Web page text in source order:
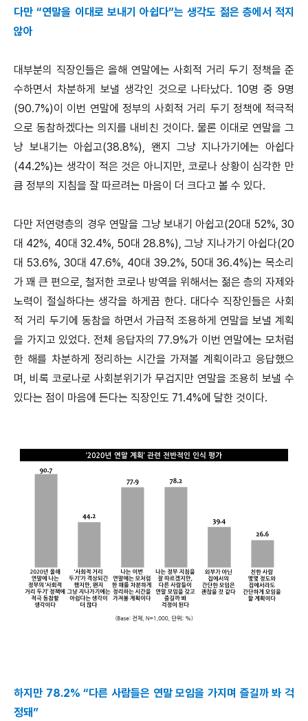
다만 “연말을 이대로 보내기 아쉽다”는 생각도 젊은 층에서 적지
않아
대부분의 직장인들은 올해 연말에는 사회적 거리 두기 정책을 준
수하면서 차분하게 보낼 생각인 것으로 나타났다. 10명 중 9명
(90.7%)이 이번 연말에 정부의 사회적 거리 두기 정책에 적극적
으로 동참하겠다는 의지를 내비친 것이다. 물론 이대로 연말을 그
냥 보내기는 아쉽고(38.8%), 왠지 그냥 지나가기에는 아쉽다
(44.2%)는 생각이 적은 것은 아니지만, 코로나 상황이 심각한 만
큼 정부의 지침을 잘 따르려는 마음이 더 크다고 볼 수 있다.
다만 저연령층의 경우 연말을 그냥 보내기 아쉽고(20대 52%, 30
대 42%, 40대 32.4%, 50대 28.8%), 그냥 지나가기 아쉽다(20
대 53.6%, 30대 47.6%, 40대 39.2%, 50대 36.4%)는 목소리
가 꽤 큰 편으로, 철저한 코로나 방역을 위해서는 젊은 층의 자제와
노력이 절실하다는 생각을 하게끔 한다. 대다수 직장인들은 사회
적 거리 두기에 동참을 하면서 가급적 조용하게 연말을 보낼 계획
을 가지고 있었다. 전체 응답자의 77.9%가 이번 연말에는 모처럼
한 해를 차분하게 정리하는 시간을 가져볼 계획이라고 응답했으
며, 비록 코로나로 사회분위기가 무겁지만 연말을 조용히 보낼 수
있다는 점이 마음에 든다는 직장인도 71.4%에 달한 것이다.
하지만 78.2% “다른 사람들은 연말 모임을 가지며 즐길까 봐 걱
정돼”